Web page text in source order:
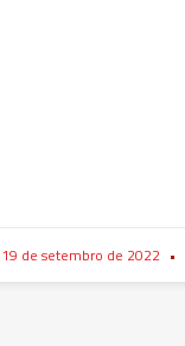
19 de setembro de 2022